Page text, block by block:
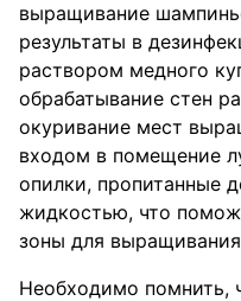
выращивание
результаты в
раствором медного
обрабатывание стен
окуривание мест
входом в помещение
опилки, пропитанные
жидкостью, что
зоны для
Необходимо помнить,